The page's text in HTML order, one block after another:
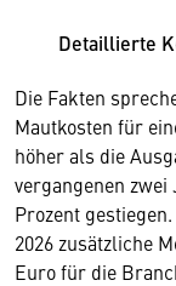
Detaillierte
Die Fakten
Mautkosten für
höher als die
vergangenen
Prozent
2026 zusätzliche
Euro für die